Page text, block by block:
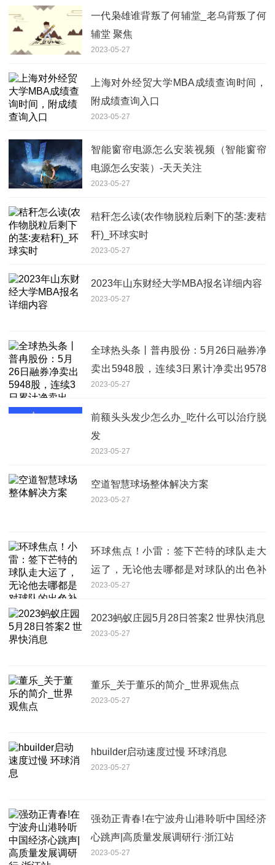
一代枭雄谁背叛了何辅堂_老乌背叛了何
辅堂 聚焦
2023-05-27
上海对外经贸大学MBA成绩查询时间，
附成绩查询入口
2023-05-27
智能窗帘电源怎么安装视频（智能窗帘
电源怎么安装）-天天关注
2023-05-27
秸秆怎么读(农作物脱粒后剩下的茎:麦秸
秆)_环球实时
2023-05-27
2023年山东财经大学MBA报名详细内容
2023-05-27
全球热头条丨普冉股份：5月26日融券净
卖出5948股，连续3日累计净卖出9578
股
2023-05-27
前额头头发少怎么办_吃什么可以治疗脱
发
2023-05-27
空道智慧球场整体解决方案
2023-05-27
环球焦点！小雷：签下芒特的球队走大
运了，无论他去哪都是对球队的出色补
充
2023-05-27
2023蚂蚁庄园5月28日答案2 世界快消息
2023-05-27
董乐_关于董乐的简介_世界观焦点
2023-05-27
hbuilder启动速度过慢 环球消息
2023-05-27
强劲正青春!在宁波舟山港聆听中国经济
心跳声|高质量发展调研行·浙江站
2023-05-27